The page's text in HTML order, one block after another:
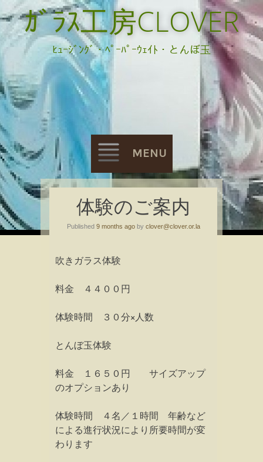
ｶﾞﾗｽ工房CLOVER
ﾋｭｰｼﾞﾝｸﾞ・ﾍﾟｰﾊﾟｰｳｪｲﾄ・とんぼ玉
MENU
Skip
to
体験のご案内
Published 9 months agoby clover@clover.or.la
吹きガラス体験
料金 ４４００円
体験時間 ３０分×人数
とんぼ玉体験
料金 １６５０円 サイズアップ
のオプションあり
体験時間 ４名／１時間 年齢など
による進行状況により所要時間が変
わります